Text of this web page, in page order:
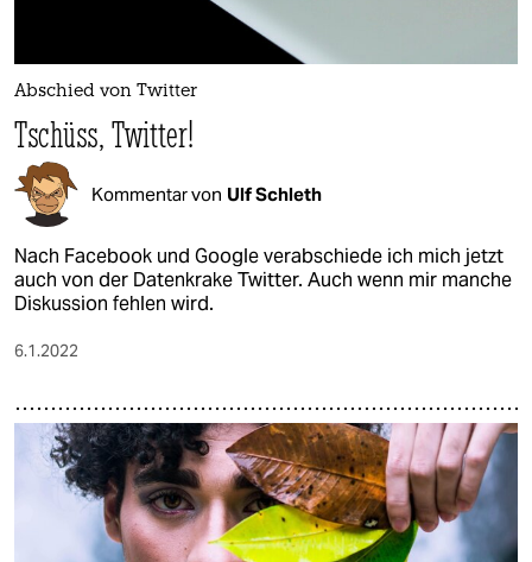
Abschied von Twitter
Tschüss, Twitter!
Kommentar von Ulf Schleth
Nach Facebook und Google verabschiede ich mich jetzt
auch von der Datenkrake Twitter. Auch wenn mir manche
Diskussion fehlen wird.
6.1.2022